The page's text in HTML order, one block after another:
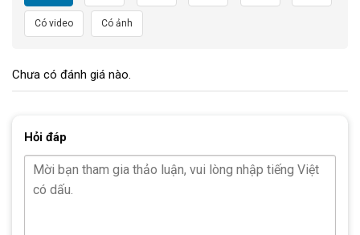
Có video Có ảnh
Chưa có đánh giá nào.
Hỏi đáp